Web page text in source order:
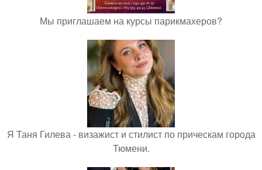
Мы приглашаем на курсы парикмахеров?
Я Таня Гилева - визажист и стилист по прическам города
Тюмени.